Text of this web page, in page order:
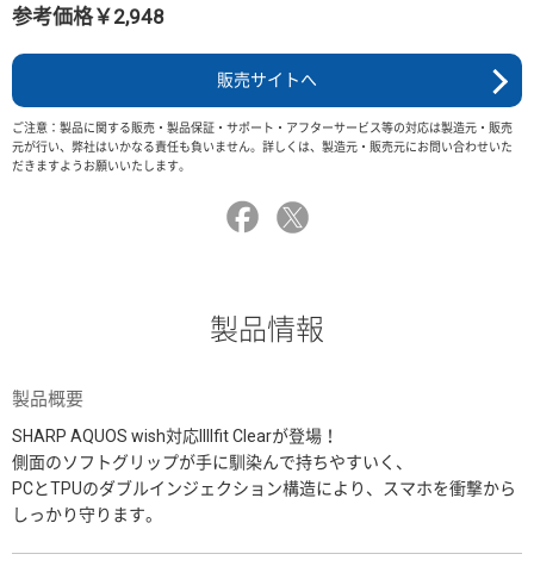
参考価格￥2,948
販売サイトへ
ご注意：製品に関する販売・製品保証・サポート・アフターサービス等の対応は製造元・販売
元が行い、弊社はいかなる責任も負いません。詳しくは、製造元・販売元にお問い合わせいた
だきますようお願いいたします。
製品情報
製品概要
SHARP AQUOS wish対応IIIIfit Clearが登場！
側面のソフトグリップが手に馴染んで持ちやすいく、
PCとTPUのダブルインジェクション構造により、スマホを衝撃から
しっかり守ります。